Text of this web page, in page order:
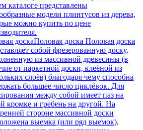
каталоге представлены
модели плинтусов из дерева,
можно купить по цене
доскаПоловая доска Половая доска
собой фрезерованную доску,
из массивной древесины (в
от паркетной доски, клеёной из
слоёв) благодаря чему способна
большее число циклёвок. Для
между собой имеет паз на
кромке и гребень на другой. На
стороне массивной доски
выемка (или ряд выемок),